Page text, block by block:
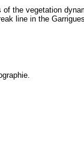
of the vegetation
line in the